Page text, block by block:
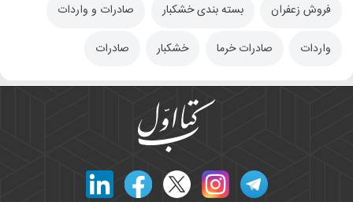
فروش زعفران بسته بندی خشکبار صادرات و واردات
واردات صادرات خرما خشکبار صادرات